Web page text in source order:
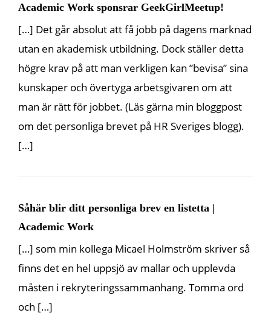
Academic Work sponsrar GeekGirlMeetup!
[…] Det går absolut att få jobb på dagens marknad
utan en akademisk utbildning. Dock ställer detta
högre krav på att man verkligen kan ”bevisa” sina
kunskaper och övertyga arbetsgivaren om att
man är rätt för jobbet. (Läs gärna min bloggpost
om det personliga brevet på HR Sveriges blogg).
[…]
Såhär blir ditt personliga brev en listetta |
Academic Work
[…] som min kollega Micael Holmström skriver så
finns det en hel uppsjö av mallar och upplevda
måsten i rekryteringssammanhang. Tomma ord
och […]